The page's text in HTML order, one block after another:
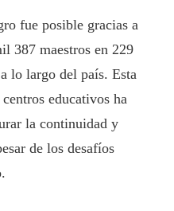
fue posible gracias a
387 maestros en 229
lo largo del país. Esta
educativos ha
la continuidad y
de los desafíos